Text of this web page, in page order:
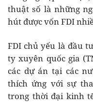
thuật số là những
hút được vốn FDI
FDI chủ yếu là đầu
ty xuyên quốc gia
các dự án tại các
thích ứng với sự
trong thời đại kinh